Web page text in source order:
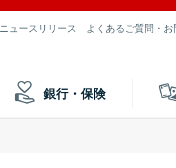
ニュースリリース よくあるご質問・
銀行・保険